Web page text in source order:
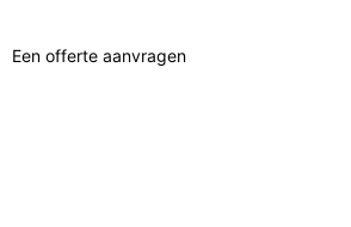
Een offerte aanvragen